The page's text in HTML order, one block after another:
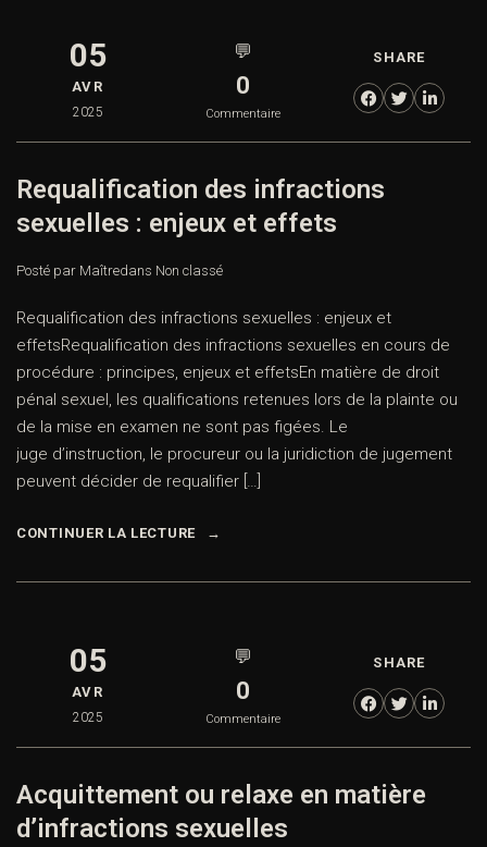
05
AVR
2025
💬
0
Commentaire
SHARE
Requalification des infractions
sexuelles : enjeux et effets
Posté par Maîtredans Non classé
Requalification des infractions sexuelles : enjeux et
effetsRequalification des infractions sexuelles en cours de
procédure : principes, enjeux et effetsEn matière de droit
pénal sexuel, les qualifications retenues lors de la plainte ou
de la mise en examen ne sont pas figées. Le
juge d’instruction, le procureur ou la juridiction de jugement
peuvent décider de requalifier […]
CONTINUER LA LECTURE
05
AVR
2025
💬
0
Commentaire
SHARE
Acquittement ou relaxe en matière
d’infractions sexuelles